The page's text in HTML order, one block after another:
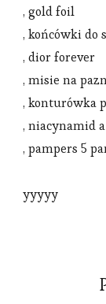
, gold foil
, końcówki do
, dior forever
, misie na
, konturówka
, niacynamid
, pampers 5
yyyyy